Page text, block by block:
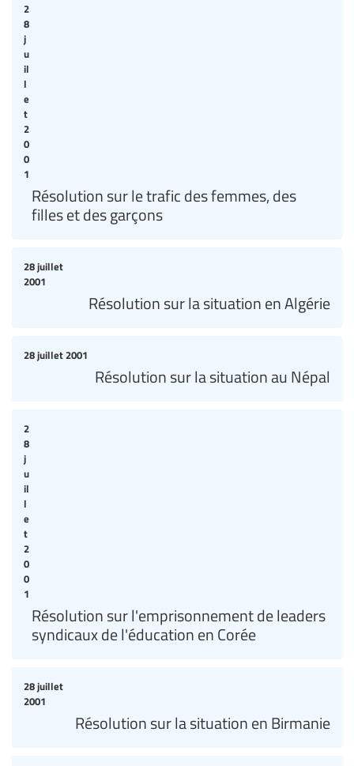
2
8
j
u
il
l
e
t
2
0
0
1
Résolution sur le trafic des femmes, des
filles et des garçons
28 juillet
2001
Résolution sur la situation en Algérie
28 juillet 2001
Résolution sur la situation au Népal
2
8
j
u
il
l
e
t
2
0
0
1
Résolution sur l'emprisonnement de leaders
syndicaux de l'éducation en Corée
28 juillet
2001
Résolution sur la situation en Birmanie